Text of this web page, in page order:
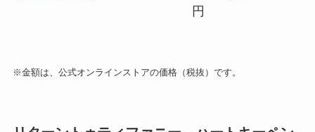
円
※金額は、公式オンラインストアの価格（税抜）です。